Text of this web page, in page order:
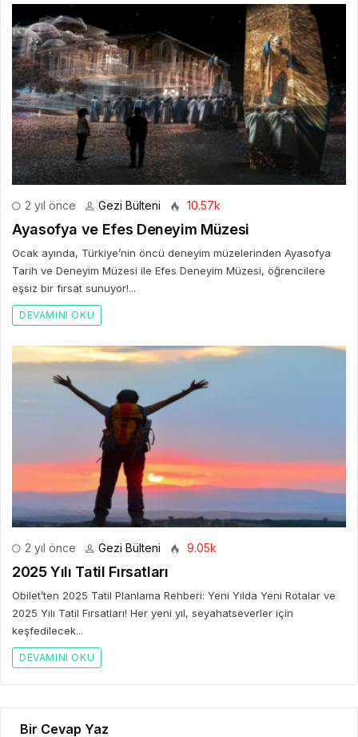
2 yıl önce Gezi Bülteni 10.57k
Ayasofya ve Efes Deneyim Müzesi
Ocak ayında, Türkiye’nin öncü deneyim müzelerinden Ayasofya
Tarih ve Deneyim Müzesi ile Efes Deneyim Müzesi, öğrencilere
eşsiz bir fırsat sunuyor!...
DEVAMINI OKU
2 yıl önce Gezi Bülteni 9.05k
2025 Yılı Tatil Fırsatları
Obilet’ten 2025 Tatil Planlama Rehberi: Yeni Yılda Yeni Rotalar ve
2025 Yılı Tatil Fırsatları! Her yeni yıl, seyahatseverler için
keşfedilecek...
DEVAMINI OKU
Bir Cevap Yaz